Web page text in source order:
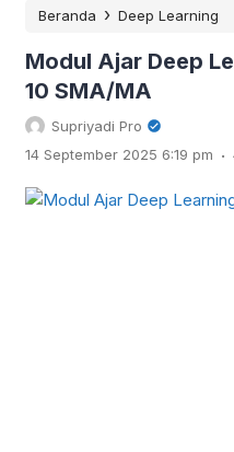
Beranda › Deep Learning
Modul Ajar Deep
10 SMA/MA
Supriyadi Pro
14 September 2025 6:19 pm .